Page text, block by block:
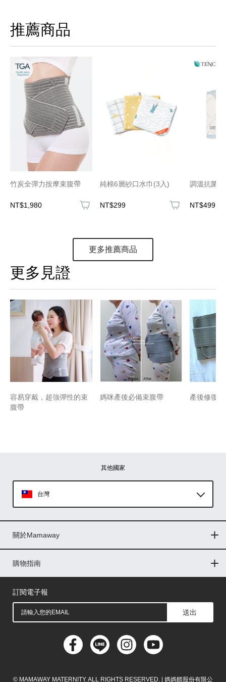
推薦商品
竹炭全彈力按摩束腹帶
NT$1,980
純棉6層紗口水巾(3入)
NT$299
調溫抗菌
NT$499
更多推薦商品
更多見證
容易穿戴，超強彈性的束
腹帶
媽咪產後必備束腹帶 產後修復
其他國家
台灣
印尼
菲律賓
馬來西亞
關於Mamaway
門市據點
最新消息
品牌故事
人力招募
媒體花絮
隱私權聲明
CSR企業社會責任
購物指南
購物常見問題
退換貨問題
儲值金使用條款
購買儲值金
發票問題
會員權益
線上留言
吸乳器-免費體驗
訂閱電子報
送出
© MAMAWAY MATERNITY. ALL RIGHTS RESERVED. | 媽媽餵股份有限公